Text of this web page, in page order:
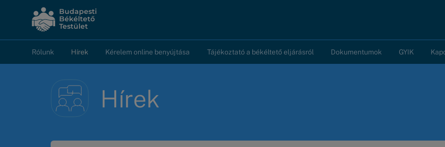
tartalomra
Budapesti
Békéltető
Testület
Fő
navigáció
Rólunk Hírek Kérelem online benyújtása Tájékoztató a békéltető eljárásról Dokumentumok GYIK
Hírek